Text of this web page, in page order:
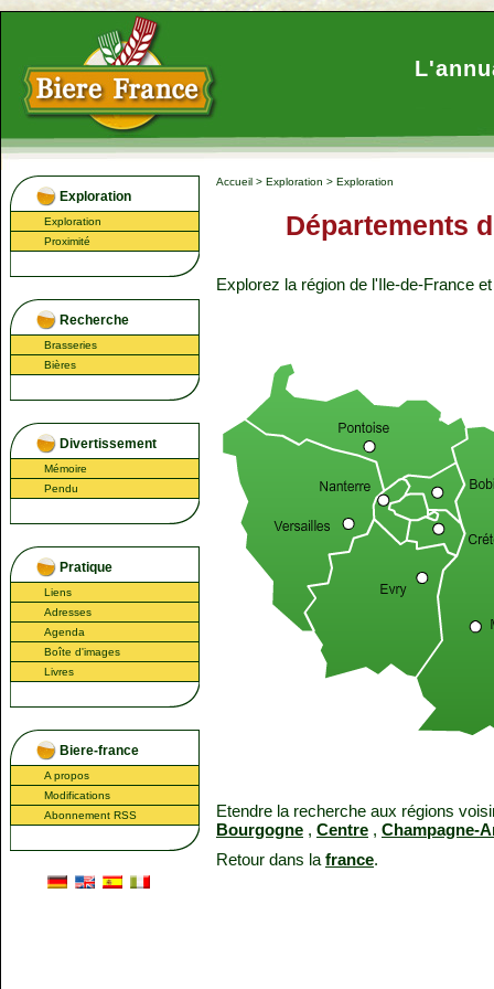
Exploration
Exploration
Proximité
Recherche
Brasseries
Bières
Divertissement
Mémoire
Pendu
Pratique
Liens
Adresses
Agenda
Boîte d'images
Livres
Biere-france
A propos
Modifications
Abonnement RSS
Accueil > Exploration > Exploration
Départements
Explorez la région de l'Ile-de-France
Etendre la recherche aux régions
Bourgogne , Centre , Champagne-
Retour dans la france.